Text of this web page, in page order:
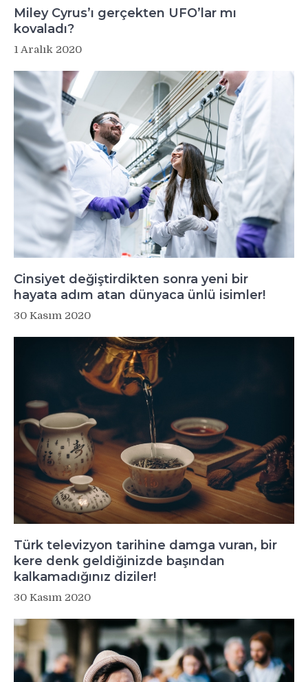
Miley Cyrus’ı gerçekten UFO’lar mı
kovaladı?
1 Aralık 2020
Cinsiyet değiştirdikten sonra yeni bir
hayata adım atan dünyaca ünlü isimler!
30 Kasım 2020
Türk televizyon tarihine damga vuran, bir
kere denk geldiğinizde başından
kalkamadığınız diziler!
30 Kasım 2020